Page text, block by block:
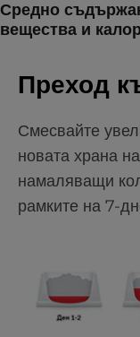
Средно
вещества и
Преход
Смесвайте
новата храна
намаляващи
рамките на 7-